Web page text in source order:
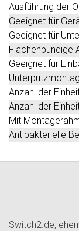
Ausführung der
Geeignet für
Geeignet für
Flächenbündige
Geeignet für
Anzahl der
Anzahl der
Mit
Antibakterielle
Switch2.de,